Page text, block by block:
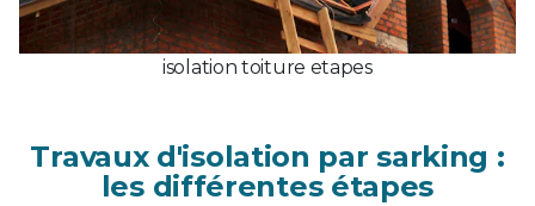
isolation toiture etapes
Travaux d'isolation par sarking :
les différentes étapes